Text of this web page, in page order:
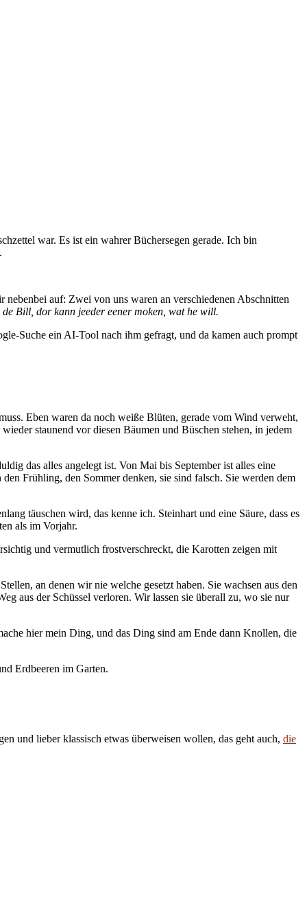
war. Es ist ein wahrer Büchersegen gerade. Ich bin
auf: Zwei von uns waren an verschiedenen Abschnitten
Bill, dor kann jeeder eener moken, wat he will.
Suche ein AI-Tool nach ihm gefragt, und da kamen auch prompt
Eben waren da noch weiße Blüten, gerade vom Wind verweht,
staunend vor diesen Bäumen und Büschen stehen, in jedem
das alles angelegt ist. Von Mai bis September ist alles eine
Frühling, den Sommer denken, sie sind falsch. Sie werden dem
täuschen wird, das kenne ich. Steinhart und eine Säure, dass es
als im Vorjahr.
und vermutlich frostverschreckt, die Karotten zeigen mit
an denen wir nie welche gesetzt haben. Sie wachsen aus den
aus der Schüssel verloren. Wir lassen sie überall zu, wo sie nur
hier mein Ding, und das Ding sind am Ende dann Knollen, die
Erdbeeren im Garten.
und lieber klassisch etwas überweisen wollen, das geht auch, die